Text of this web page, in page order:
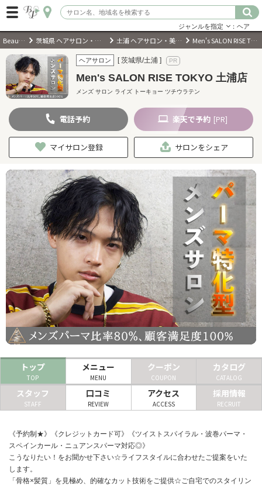
ログイン
会員登録（無料）
キーワード検索
ジャンルを選択
キーワードで検索
近くのサロンを探す
現在地から探す
ヘアサロン
ネイルサロン
まつげサロン
エステサロン
リラクゼーションサロン
美容クリニック
ヘアカタログ
ネイルカタログ
メンズカタログ
ジャンルを指定 ：ヘア
BeautyPark 茨城県 ヘアサロン・美容室・美容院 土浦 ヘアサロン・美容室・美容院 Men's SALON RISE TOKYO 土浦店
ヘアサロン [ 茨城県/土浦 ]
Men's SALON RISE TOKYO 土浦店
メンズ サロン ライズ トーキョー ツチウラテン
電話予約 楽天で予約 [PR]
マイサロン登録 サロンをシェア
トップ
TOP
メニュー
MENU
クーポン
COUPON
カタログ
CATALOG
スタッフ
STAFF
口コミ
REVIEW
アクセス
ACCESS
採用情報
RECRUIT
《予約制★》《クレジットカード可》《ツイストスパイラル・波巻パーマ・
スペインカール・ニュアンスパーマ対応◎》
こうなりたい！をお聞かせ下さい☆ライフスタイルに合わせたご提案をいた
します。
「骨格×髪質」を見極め、的確なカット技術をご提供☆ご自宅でのスタイリン